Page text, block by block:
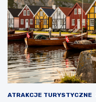
ATRAKCJE TURYSTYCZNE